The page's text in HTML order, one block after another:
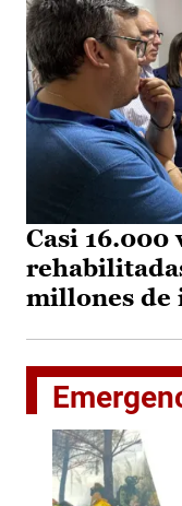
Casi 16.000
millones de